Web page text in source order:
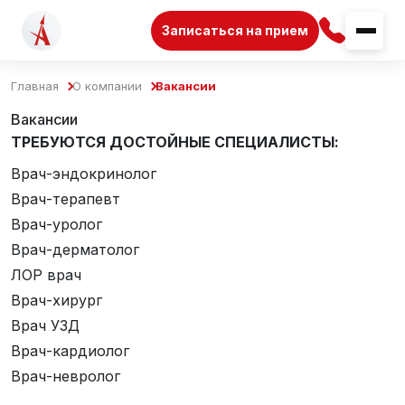
Записаться на прием
Главная О компании Вакансии
Вакансии
ТРЕБУЮТСЯ ДОСТОЙНЫЕ СПЕЦИАЛИСТЫ:
Врач-эндокринолог
Врач-терапевт
Врач-уролог
Врач-дерматолог
ЛОР врач
Врач-хирург
Врач УЗД
Врач-кардиолог
Врач-невролог